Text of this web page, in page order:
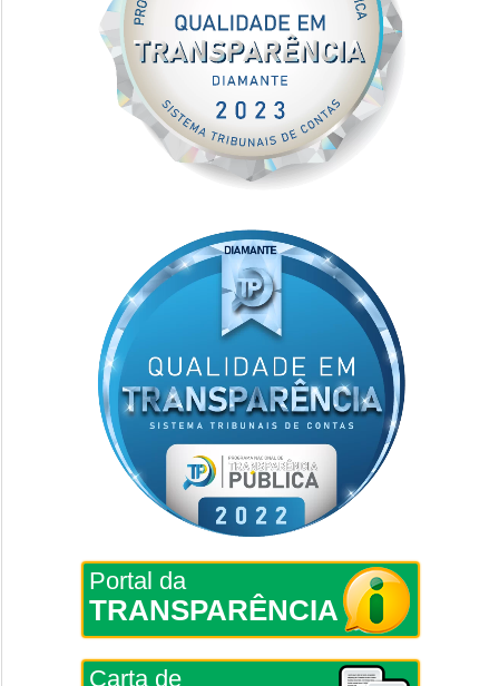
Portal da
TRANSPARÊNCIA
Carta de